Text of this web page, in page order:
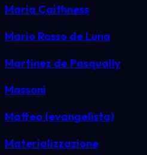
Maria Caithness
Mario Rosso de Luna
Martinez de Pasqually
Massoni
Matteo (evangelista)
Materializzazione